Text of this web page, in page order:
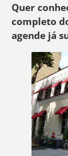
Quer
completo
agende já